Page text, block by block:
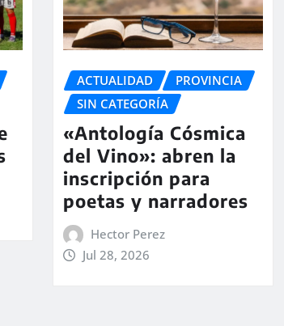
ACTUALIDAD
PROVINCIA
SIN CATEGORÍA
«Antología Cósmica
del Vino»: abren la
inscripción para
poetas y narradores
Hector Perez
Jul 28, 2026